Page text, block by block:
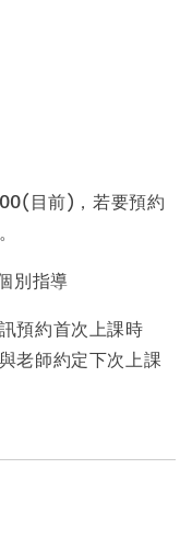
目前)，若要預約
別指導
預約首次上課時
老師約定下次上課